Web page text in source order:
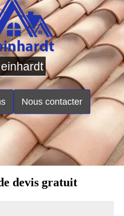
Nous contacter
devis gratuit